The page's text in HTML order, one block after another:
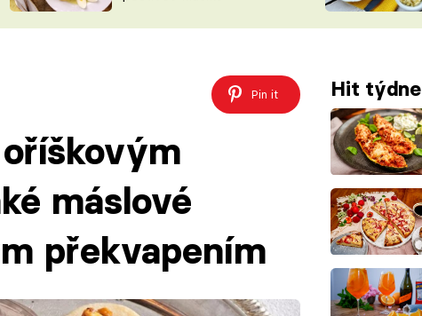
VYCHYTÁVKY
ŠÉFREDAKTORKY
ČASOPIS
Pin it Hit týdne
máslové
překvapením